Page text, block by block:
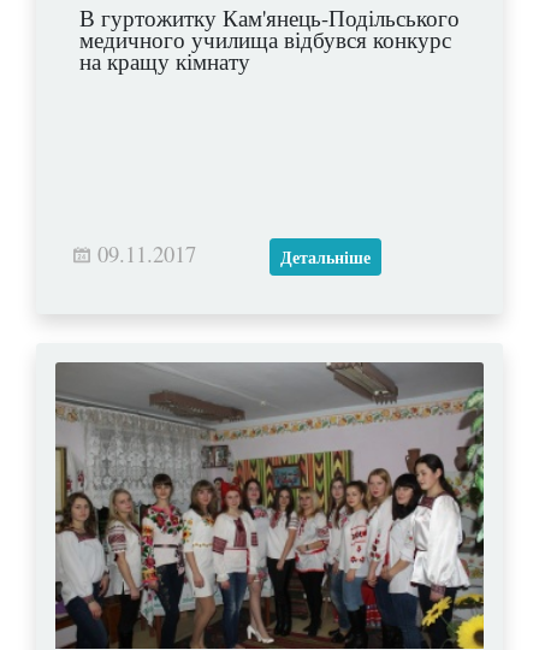
В гуртожитку Кам'янець-Подільського
медичного училища відбувся конкурс
на кращу кімнату
09.11.2017 Детальніше